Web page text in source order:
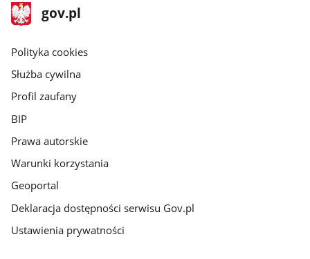
stopka
gov.pl
Strona
gov.pl
gov.pl
Polityka cookies
Służba cywilna
Profil zaufany
BIP
Prawa autorskie
Warunki korzystania
Geoportal
Deklaracja dostępności serwisu Gov.pl
Ustawienia prywatności